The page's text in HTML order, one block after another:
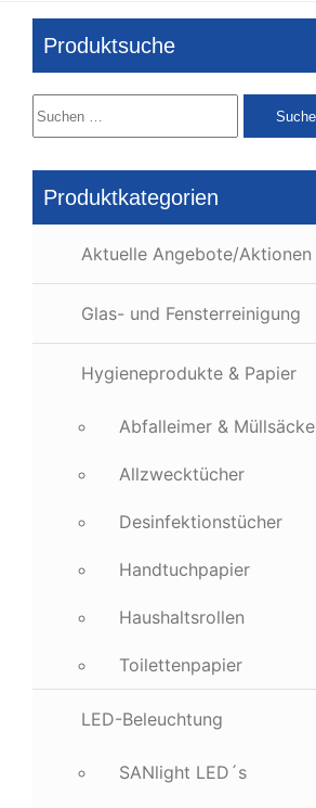
Produktsuche
Suchen
nach:
Produktkategorien
Aktuelle Angebote/Aktionen
Glas- und Fensterreinigung
Hygieneprodukte & Papier
Abfalleimer & Müllsäcke
Allzwecktücher
Desinfektionstücher
Handtuchpapier
Haushaltsrollen
Toilettenpapier
LED-Beleuchtung
SANlight LED´s